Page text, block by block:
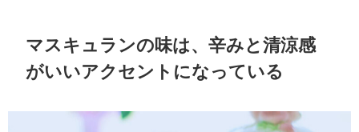
マスキュランの味は、辛みと清涼感
がいいアクセントになっている